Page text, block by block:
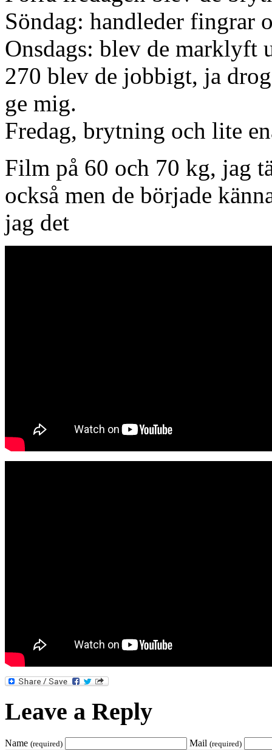
Söndag: handleder fingrar
Onsdags: blev de marklyft
270 blev de jobbigt, ja
ge mig.
Fredag, brytning och lite
Film på 60 och 70 kg, jag
också men de började
jag det
Leave a Reply
Name (required) Mail (required)